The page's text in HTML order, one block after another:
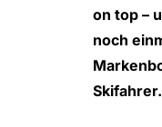
on top –
noch
Skifahrer.